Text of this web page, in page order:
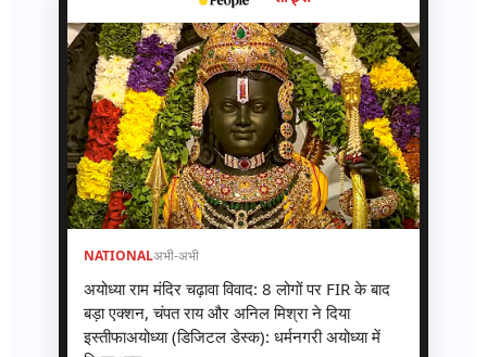
NATIONALअभी-अभी
अयोध्या राम मंदिर चढ़ावा विवाद: 8 लोगों पर FIR के बाद
बड़ा एक्शन, चंपत राय और अनिल मिश्रा ने दिया
इस्तीफाअयोध्या (डिजिटल डेस्क): धर्मनगरी अयोध्या में